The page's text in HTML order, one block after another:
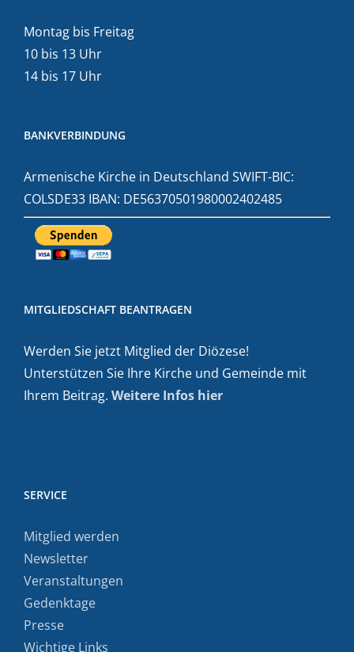
Montag bis Freitag
10 bis 13 Uhr
14 bis 17 Uhr
BANKVERBINDUNG
Armenische Kirche in Deutschland SWIFT-BIC:
COLSDE33 IBAN: DE56370501980002402485
MITGLIEDSCHAFT BEANTRAGEN
Werden Sie jetzt Mitglied der Diözese!
Unterstützen Sie Ihre Kirche und Gemeinde mit
Ihrem Beitrag. Weitere Infos hier
SERVICE
Mitglied werden
Newsletter
Veranstaltungen
Gedenktage
Presse
Wichtige Links